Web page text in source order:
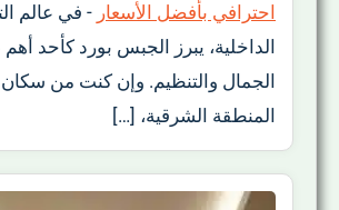
احترافي بأفضل الأسعار - في عالم
الداخلية، يبرز الجبس بورد كأحد أهم
الجمال والتنظيم. وإن كنت من سكان
المنطقة الشرقية، […]